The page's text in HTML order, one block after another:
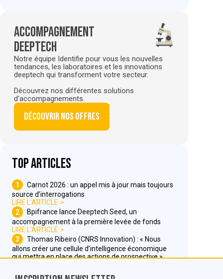
Accompagnement
deeptech
Notre équipe Identifie pour vous les nouvelles
tendances, les laboratoires et les innovations
deeptech qui transforment votre secteur.
Découvrez nos différentes solutions
d'accompagnements.
Découvrir nos offres
Top articles
1
Carnot 2026 : un appel mis à jour mais toujours
source d’interrogations
LIRE L'ARTICLE
2
Bpifrance lance Deeptech Seed, un
accompagnement à la première levée de fonds
LIRE L'ARTICLE
3
Thomas Ribeiro (CNRS Innovation) : « Nous
allons créer une cellule d’intelligence économique
qui mettra en place des actions de prospective »